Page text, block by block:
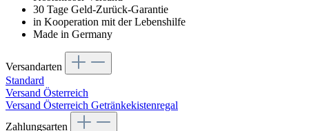
30 Tage Geld-Zurück-Garantie
in Kooperation mit der Lebenshilfe
Made in Germany
Versandarten
Standard
Versand Österreich
Versand Österreich Getränkekistenregal
Zahlungsarten